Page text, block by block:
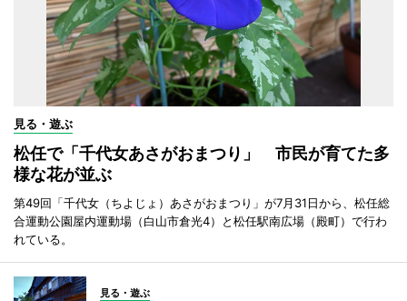
見る・遊ぶ
松任で「千代女あさがおまつり」 市民が育てた多
様な花が並ぶ
第49回「千代女（ちよじょ）あさがおまつり」が7月31日から、松任総
合運動公園屋内運動場（白山市倉光4）と松任駅南広場（殿町）で行わ
れている。
見る・遊ぶ